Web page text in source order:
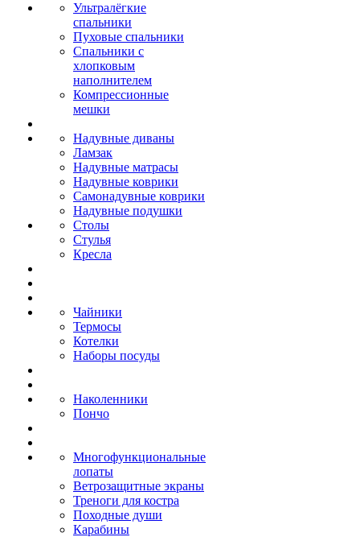
Ультралёгкие
спальники
Пуховые спальники
Спальники с
хлопковым
наполнителем
Компрессионные
мешки
Надувные диваны
Ламзак
Надувные матрасы
Надувные коврики
Самонадувные коврики
Надувные подушки
Столы
Стулья
Кресла
Чайники
Термосы
Котелки
Наборы посуды
Наколенники
Пончо
Многофункциональные
лопаты
Ветрозащитные экраны
Треноги для костра
Походные души
Карабины